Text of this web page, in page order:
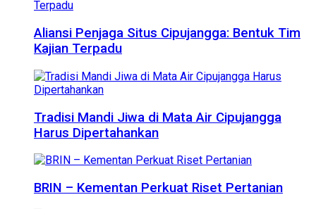
Aliansi Penjaga Situs Cipujangga: Bentuk Tim
Kajian Terpadu
Tradisi Mandi Jiwa di Mata Air Cipujangga
Harus Dipertahankan
BRIN – Kementan Perkuat Riset Pertanian